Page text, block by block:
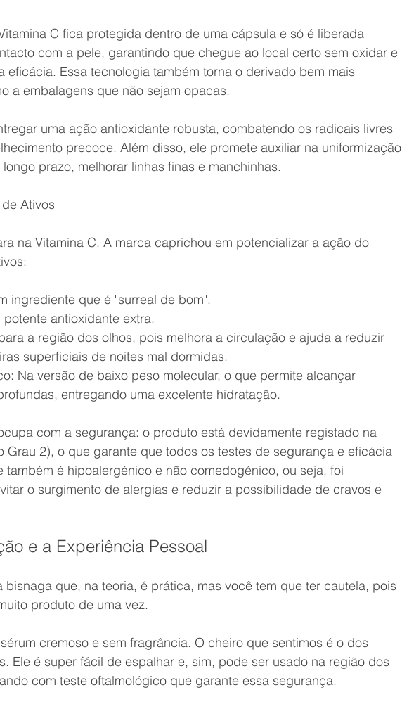
C fica protegida dentro de uma cápsula e só é liberada
com a pele, garantindo que chegue ao local certo sem oxidar e
eficácia. Essa tecnologia também torna o derivado bem mais
a embalagens que não sejam opacas.
uma ação antioxidante robusta, combatendo os radicais livres
precoce. Além disso, ele promete auxiliar na uniformização
prazo, melhorar linhas finas e manchinhas.
Ativos
na Vitamina C. A marca caprichou em potencializar a ação do
ingrediente que é "surreal de bom".
potente antioxidante extra.
a região dos olhos, pois melhora a circulação e ajuda a reduzir
superficiais de noites mal dormidas.
Na versão de baixo peso molecular, o que permite alcançar
entregando uma excelente hidratação.
com a segurança: o produto está devidamente registado na
Grau 2), o que garante que todos os testes de segurança e eficácia
também é hipoalergénico e não comedogénico, ou seja, foi
o surgimento de alergias e reduzir a possibilidade de cravos e
e a Experiência Pessoal
bisnaga que, na teoria, é prática, mas você tem que ter cautela, pois
produto de uma vez.
cremoso e sem fragrância. O cheiro que sentimos é o dos
Ele é super fácil de espalhar e, sim, pode ser usado na região dos
com teste oftalmológico que garante essa segurança.